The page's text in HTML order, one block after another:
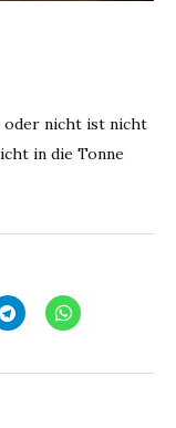
nicht ist nicht
in die Tonne